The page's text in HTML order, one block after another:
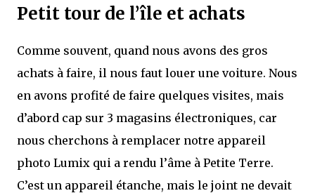
Petit tour de l’île et achats
Comme souvent, quand nous avons des gros
achats à faire, il nous faut louer une voiture. Nous
en avons profité de faire quelques visites, mais
d’abord cap sur 3 magasins électroniques, car
nous cherchons à remplacer notre appareil
photo Lumix qui a rendu l’âme à Petite Terre.
C’est un appareil étanche, mais le joint ne devait